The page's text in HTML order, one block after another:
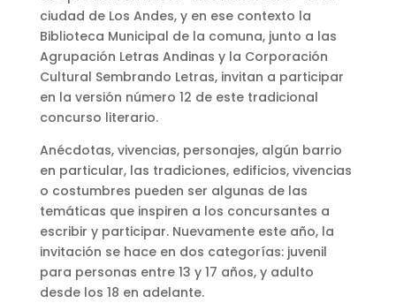
ciudad de Los Andes, y en ese contexto la
Biblioteca Municipal de la comuna, junto a las
Agrupación Letras Andinas y la Corporación
Cultural Sembrando Letras, invitan a participar
en la versión número 12 de este tradicional
concurso literario.
Anécdotas, vivencias, personajes, algún barrio
en particular, las tradiciones, edificios, vivencias
o costumbres pueden ser algunas de las
temáticas que inspiren a los concursantes a
escribir y participar. Nuevamente este año, la
invitación se hace en dos categorías: juvenil
para personas entre 13 y 17 años, y adulto
desde los 18 en adelante.